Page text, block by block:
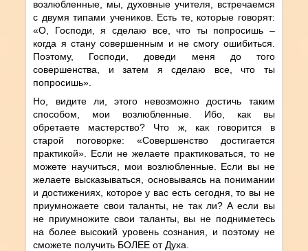
возлюбленные, мы, духовные учителя, встречаемся
с двумя типами учеников. Есть те, которые говорят:
«О, Господи, я сделаю все, что ты попросишь –
когда я стану совершенным и не смогу ошибиться.
Поэтому, Господи, доведи меня до того
совершенства, и затем я сделаю все, что ты
попросишь».
Но, видите ли, этого невозможно достичь таким
способом, мои возлюбленные. Ибо, как вы
обретаете мастерство? Что ж, как говорится в
старой поговорке: «Совершенство достигается
практикой». Если не желаете практиковаться, то не
можете научиться, мои возлюбленные. Если вы не
желаете высказываться, основываясь на понимании
и достижениях, которое у вас есть сегодня, то вы не
приумножаете свои таланты, не так ли? А если вы
не приумножите свои таланты, вы не подниметесь
на более высокий уровень сознания, и поэтому не
сможете получить БОЛЕЕ от Духа.